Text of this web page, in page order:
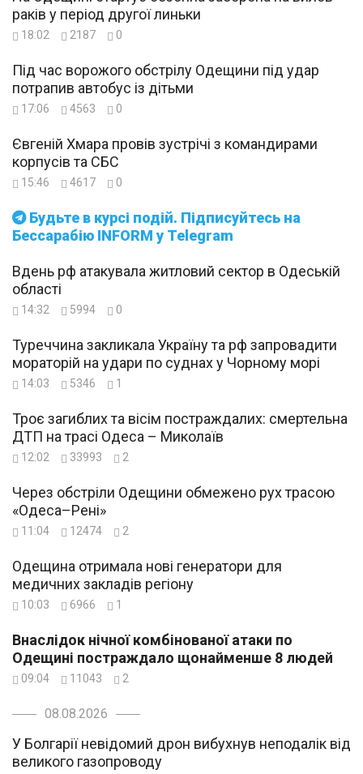
Будьте в курсі подій. Підписуйтесь на
Бессарабію INFORM у Telegram
раків у період другої линьки
18:02 2187 0
Під час ворожого обстрілу Одещини під удар
потрапив автобус із дітьми
17:06 4563 0
Євгеній Хмара провів зустрічі з командирами
корпусів та СБС
15:46 4617 0
Вдень рф атакувала житловий сектор в Одеській
області
14:32 5994 0
Туреччина закликала Україну та рф запровадити
мораторій на удари по суднах у Чорному морі
14:03 5346 1
Троє загиблих та вісім постраждалих: смертельна
ДТП на трасі Одеса – Миколаїв
12:02 33993 2
Через обстріли Одещини обмежено рух трасою
«Одеса–Рені»
11:04 12474 2
Одещина отримала нові генератори для
медичних закладів регіону
10:03 6966 1
Внаслідок нічної комбінованої атаки по
Одещині постраждало щонайменше 8 людей
09:04 11043 2
08.08.2026
У Болгарії невідомий дрон вибухнув неподалік від
великого газопроводу